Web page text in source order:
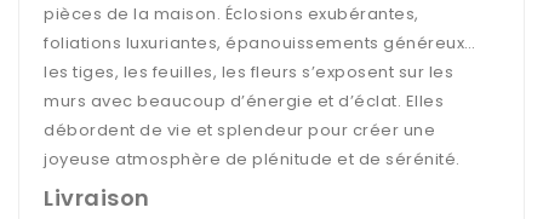
pièces de la maison. Éclosions exubérantes,
foliations luxuriantes, épanouissements généreux…
les tiges, les feuilles, les fleurs s’exposent sur les
murs avec beaucoup d’énergie et d’éclat. Elles
débordent de vie et splendeur pour créer une
joyeuse atmosphère de plénitude et de sérénité.
Livraison